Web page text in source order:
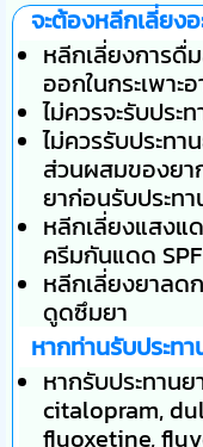
จะต้องหลีกเลี่ยง
หลีกเลี่ยงการดื่ม
ออกในกระเพาะ
ไม่ควรจะรับประ
ไม่ควรรับประท
ส่วนผสมของยา
ยาก่อนรับประทา
หลีกเลี่ยงแสงแ
ครีมกันแดด
หลีกเลี่ยงยาลดก
ดูดซึมยา
หากท่านรับประท
หากรับประทานย
citalopram,
fluoxetine,